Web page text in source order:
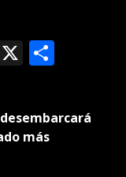
X
más